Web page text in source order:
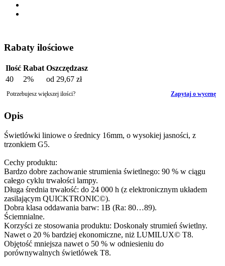
Rabaty ilościowe
Ilość Rabat Oszczędzasz
40
2% od 29,67 zł
Potrzebujesz większej ilości? Zapytaj o wycenę
Opis
Świetlówki liniowe o średnicy 16mm, o wysokiej jasności, z
trzonkiem G5.
Cechy produktu:
Bardzo dobre zachowanie strumienia świetlnego: 90 % w ciągu
całego cyklu trwałości lampy.
Długa średnia trwałość: do 24 000 h (z elektronicznym układem
zasilającym QUICKTRONIC©).
Dobra klasa oddawania barw: 1B (Ra: 80…89).
Ściemnialne.
Korzyści ze stosowania produktu: Doskonały strumień świetlny.
Nawet o 20 % bardziej ekonomiczne, niż LUMILUX© T8.
Objętość mniejsza nawet o 50 % w odniesieniu do
porównywalnych świetlówek T8.